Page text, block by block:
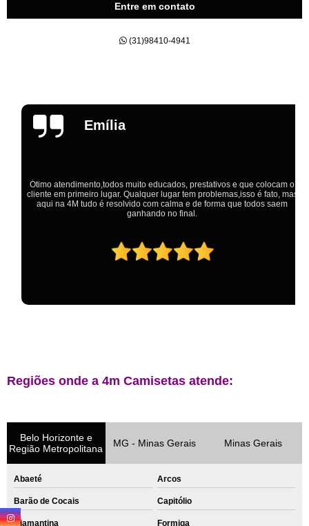
Entre em contato
(31)98410-4941
Emília
Ótimo atendimento,todos muito educados, prestativos e que colocam o
cliente em primeiro lugar. Qualquer lugar tem problemas,isso é fato, mas
aqui na 4M tudo é resolvido com calma e de forma que todos saem
ganhando no final.
Regiões onde a 4m Camisetas atende:
Belo Horizonte e
Região Metropolitana
MG - Minas Gerais Minas Gerais
Abaeté Arcos
Barão de Cocais Capitólio
Diamantina Formiga